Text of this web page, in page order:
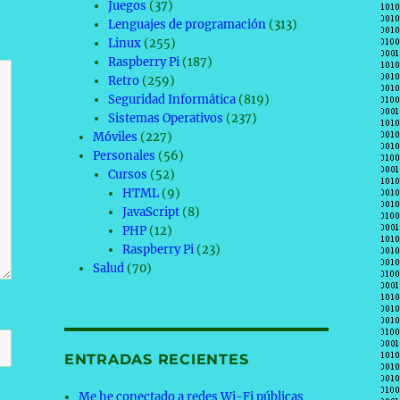
Juegos (37)
Lenguajes de programación(313)
Linux(255)
Raspberry Pi(187)
Retro(259)
Seguridad Informática(819)
Sistemas Operativos (237)
Móviles (227)
Personales (56)
Cursos (52)
HTML(9)
JavaScript(8)
PHP(12)
Raspberry Pi(23)
Salud (70)
ENTRADAS RECIENTES
Me he conectado a redes Wi-Fi públicas